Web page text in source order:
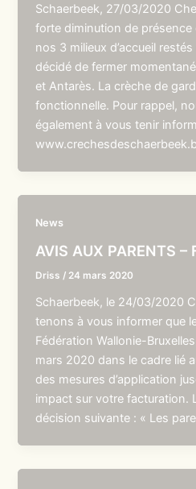
Schaerbeek, 27/03/2020
forte diminution de présence
nos 3 milieux d’accueil
décidé de fermer
et Antarès. La crèche de
fonctionnelle. Pour rappel,
également à vous tenir
News
AVIS AUX PARENTS –
Driss / 24 mars 2020
Schaerbeek, le 24/03/2020
tenons à vous informer que
Fédération Wallonie-
mars 2020 dans le cadre lié
des mesures d’application
impact sur votre facturation.
décision suivante : « Les